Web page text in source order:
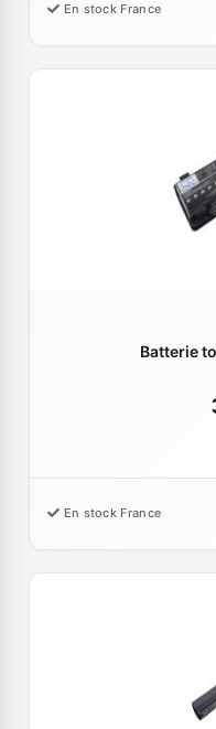
En stock France
Batterie
En stock France